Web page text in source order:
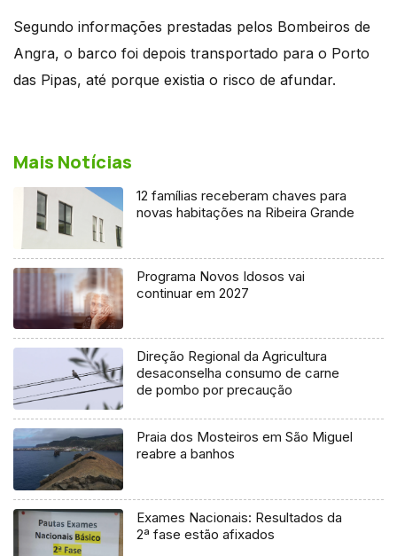
Segundo informações prestadas pelos Bombeiros de
Angra, o barco foi depois transportado para o Porto
das Pipas, até porque existia o risco de afundar.
Mais Notícias
12 famílias receberam chaves para
novas habitações na Ribeira Grande
Programa Novos Idosos vai
continuar em 2027
Direção Regional da Agricultura
desaconselha consumo de carne
de pombo por precaução
Praia dos Mosteiros em São Miguel
reabre a banhos
Exames Nacionais: Resultados da
2ª fase estão afixados